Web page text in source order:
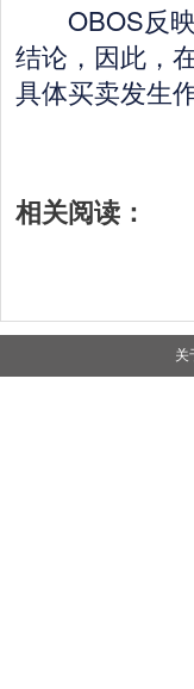
OBOS反映
结论，因此，
具体买卖发生作
相关阅读：
关